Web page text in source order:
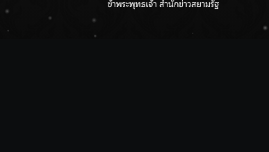
กรมชลฯ เกาะติดฝนทั่วประเทศ เตรียมเครื่องจักรรับมือน้ำ